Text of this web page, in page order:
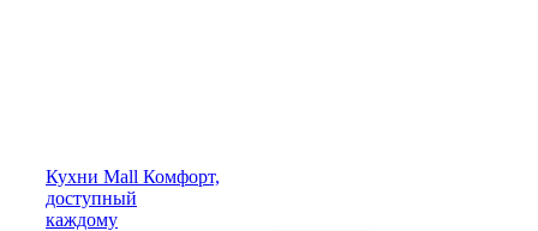
Кухни Mall Комфорт,
доступный
каждому